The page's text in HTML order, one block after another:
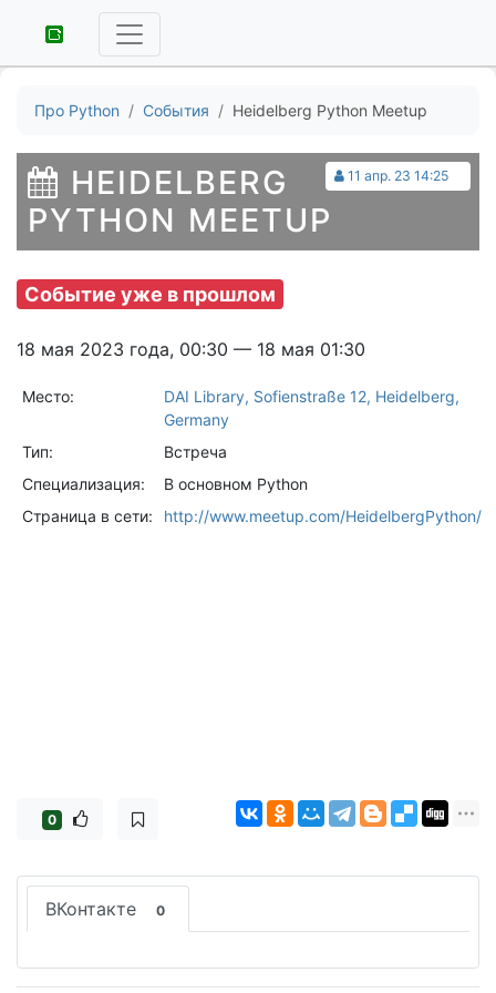
Про Python События Heidelberg Python Meetup
11 апр. 23 14:25
HEIDELBERG
PYTHON MEETUP
Событие уже в прошлом
18 мая 2023 года, 00:30 — 18 мая 01:30
Место:
DAI Library, Sofienstraße 12, Heidelberg,
Germany
Тип:
Встреча
Специализация:
В основном Python
Страница в сети:
http://www.meetup.com/HeidelbergPython/
0
ВКонтакте 0